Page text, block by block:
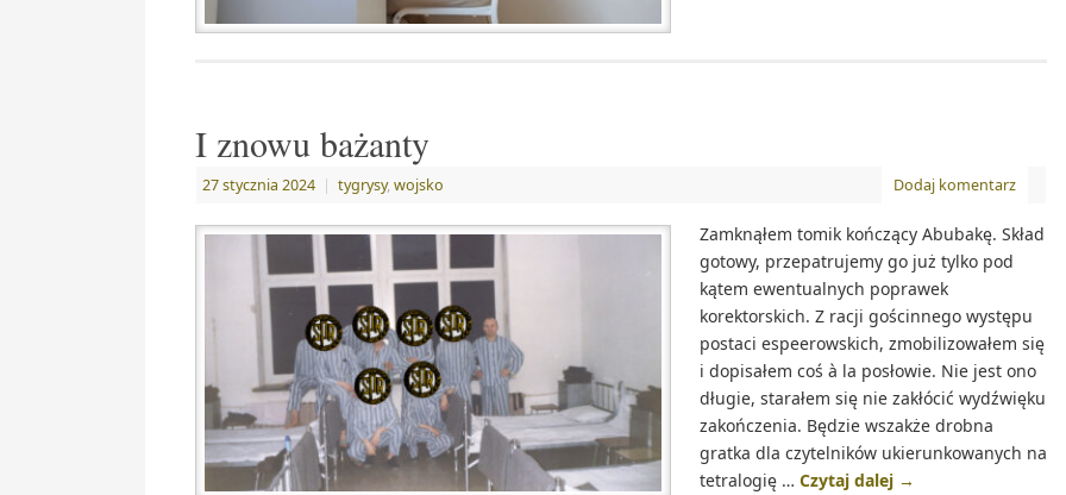
I znowu bażanty
27 stycznia 2024 | tygrysy, wojsko Dodaj komentarz
Zamknąłem tomik kończący Abubakę. Skład
gotowy, przepatrujemy go już tylko pod
kątem ewentualnych poprawek
korektorskich. Z racji gościnnego występu
postaci espeerowskich, zmobilizowałem się
i dopisałem coś à la posłowie. Nie jest ono
długie, starałem się nie zakłócić wydźwięku
zakończenia. Będzie wszakże drobna
gratka dla czytelników ukierunkowanych na
tetralogię … Czytaj dalej →